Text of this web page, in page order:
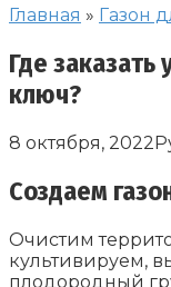
Главная » Газон
Где заказать
ключ?
8 октября, 2022
Создаем
Очистим
культивируем,
плодородный